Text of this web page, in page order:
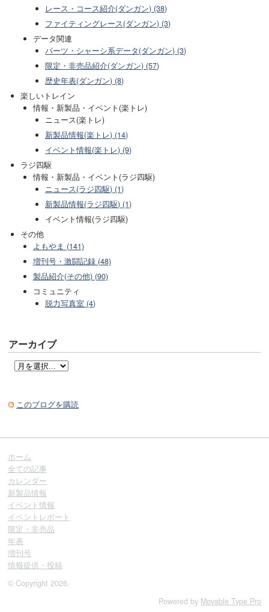
レース・コース紹介(ダンガン) (38)
ファイティングレース(ダンガン) (3)
データ関連
パーツ・シャーシ系データ(ダンガン) (3)
限定・非売品紹介(ダンガン) (57)
歴史年表(ダンガン) (8)
楽しいトレイン
情報・新製品・イベント(楽トレ)
ニュース(楽トレ)
新製品情報(楽トレ) (14)
イベント情報(楽トレ) (9)
ラジ四駆
情報・新製品・イベント(ラジ四駆)
ニュース(ラジ四駆) (1)
新製品情報(ラジ四駆) (1)
イベント情報(ラジ四駆)
その他
よもやま (141)
増刊号・激闘記録 (48)
製品紹介(その他) (90)
コミュニティ
脱力写真室 (4)
アーカイブ
このブログを購読
ホーム
全ての記事
カレンダー
新製品情報
イベント情報
イベントレポート
限定・非売品
年表
増刊号
情報提供・投稿
© Copyright 2026.
Powered by Movable Type Pro